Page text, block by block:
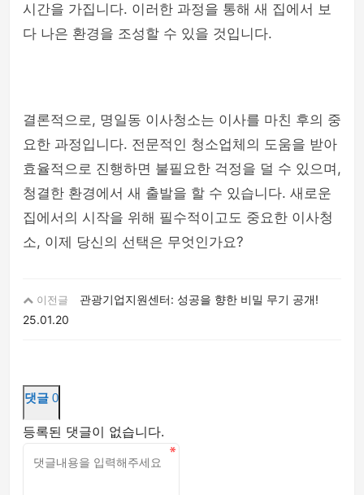
시간을 가집니다. 이러한 과정을 통해 새 집에서 보
다 나은 환경을 조성할 수 있을 것입니다.
결론적으로, 명일동 이사청소는 이사를 마친 후의 중
요한 과정입니다. 전문적인 청소업체의 도움을 받아
효율적으로 진행하면 불필요한 걱정을 덜 수 있으며,
청결한 환경에서 새 출발을 할 수 있습니다. 새로운
집에서의 시작을 위해 필수적이고도 중요한 이사청
소, 이제 당신의 선택은 무엇인가요?
이전글
관광기업지원센터: 성공을 향한 비밀 무기 공개!
25.01.20
댓글 0
등록된 댓글이 없습니다.